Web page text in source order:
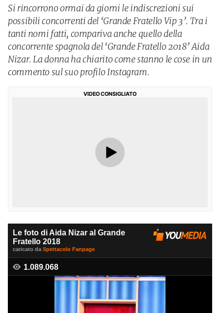
Si rincorrono ormai da giorni le indiscrezioni sui
possibili concorrenti del ‘Grande Fratello Vip 3’. Tra i
tanti nomi fatti, compariva anche quello della
concorrente spagnola del ‘Grande Fratello 2018’ Aida
Nizar. La donna ha chiarito come stanno le cose in un
commento sul suo profilo Instagram.
VIDEO CONSIGLIATO